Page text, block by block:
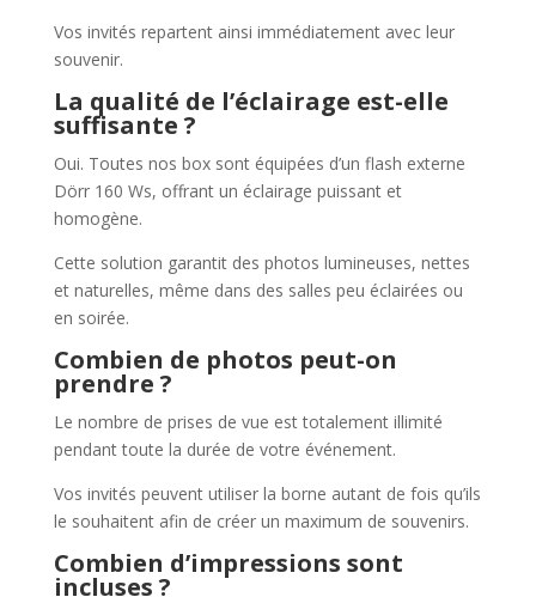
Vos invités repartent ainsi immédiatement avec leur
souvenir.
La qualité de l’éclairage est-elle
suffisante ?
Oui. Toutes nos box sont équipées d’un flash externe
Dörr 160 Ws, offrant un éclairage puissant et
homogène.
Cette solution garantit des photos lumineuses, nettes
et naturelles, même dans des salles peu éclairées ou
en soirée.
Combien de photos peut-on
prendre ?
Le nombre de prises de vue est totalement illimité
pendant toute la durée de votre événement.
Vos invités peuvent utiliser la borne autant de fois qu’ils
le souhaitent afin de créer un maximum de souvenirs.
Combien d’impressions sont
incluses ?